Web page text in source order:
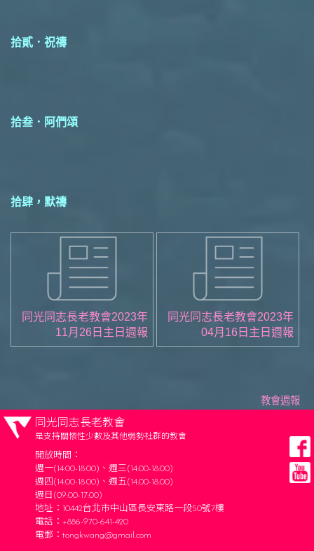
教會週報
拾貳．祝禱
拾叁．阿們頌
拾肆，默禱
同光同志長老教會2023年
11月26日主日週報
同光同志長老教會2023年
04月16日主日週報
同光同志長老教會
是支持關懷性少數及其他弱勢社群的教會
開放時間：
週一(14:00-18:00)、週三(14:00-18:00)
週四(14:00-18:00)、週五(14:00-18:00)
週日(09:00-17:00)
地址：10442台北市中山區長安東路一段50號7樓
電話：+886-970-641-420
電郵： tongkwang@gmail.com